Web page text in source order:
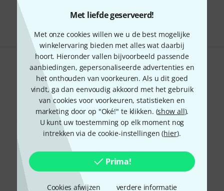
Met liefde geserveerd!
Met onze cookies willen we u de best mogelijke
winkelervaring bieden met alles wat daarbij
hoort. Hieronder vallen bijvoorbeeld passende
aanbiedingen, gepersonaliseerde advertenties en
het onthouden van voorkeuren. Als u dit goed
vindt, ga dan eenvoudig akkoord met het gebruik
van cookies voor voorkeuren, statistieken en
marketing door op "Oké!" te klikken. (show all).
U kunt uw toestemming op elk moment nog
intrekken via de cookie-instellingen (hier).
Prima!
Cookies afwijzen verdere informatie
Alle prijzen incl. btw
Bevalt het wat u ziet?
Delen Hulp & Feedback
Thomann nieuwsbrief